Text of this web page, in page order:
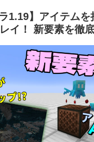
1.19】アイテム
イ！ 新要素を徹底